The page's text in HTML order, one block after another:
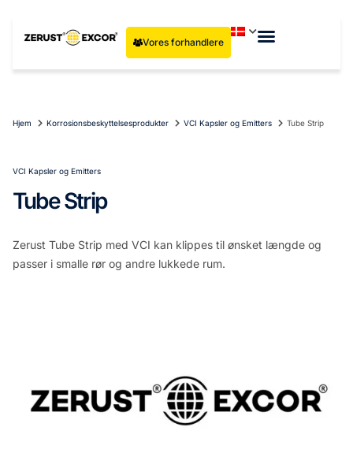
Vores forhandlere
Hjem Korrosionsbeskyttelsesprodukter VCI Kapsler og Emitters Tube Strip
VCI Kapsler og Emitters
Tube Strip
Zerust Tube Strip med VCI kan klippes til ønsket længde og
passer i smalle rør og andre lukkede rum.